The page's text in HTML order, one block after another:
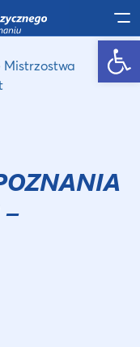
Otwórz pasek narzędzi